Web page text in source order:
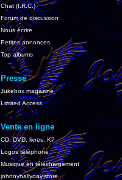
Chat (I.R.C.)
Forum de discussion
Nous écrire
Petites annonces
Top albums
Presse
Jukebox magazine
Limited Access
Vente en ligne
CD, DVD, livres, K7
Logos téléphone
Musique en téléchargement
johnnyhallyday.store